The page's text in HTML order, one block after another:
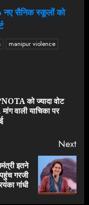
नए सैनिक स्कूलों को
manipur violence
को ज्यादा वोट
मांग वाली याचिका पर
Next
इतने
गरजी
गांधी